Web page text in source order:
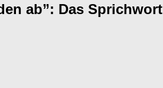
ab”: Das